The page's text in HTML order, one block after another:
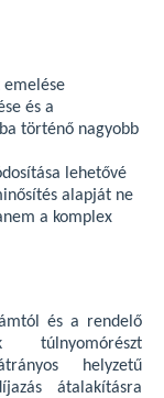
emelése
és a
történő nagyobb
lehetővé
alapját ne
a komplex
és a rendelő
túlnyomórészt
helyzetű
átalakításra